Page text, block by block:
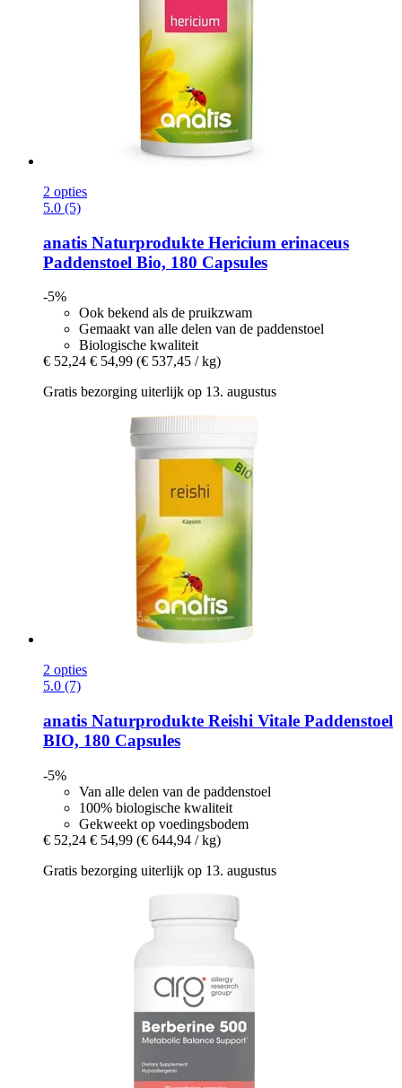
2 opties
5.0 (5)
anatis Naturprodukte Hericium erinaceus
Paddenstoel Bio, 180 Capsules
-5%
Ook bekend als de pruikzwam
Gemaakt van alle delen van de paddenstoel
Biologische kwaliteit
€ 52,24 € 54,99 (€ 537,45 / kg)
Gratis bezorging uiterlijk op 13. augustus
2 opties
5.0 (7)
anatis Naturprodukte Reishi Vitale Paddenstoel
BIO, 180 Capsules
-5%
Van alle delen van de paddenstoel
100% biologische kwaliteit
Gekweekt op voedingsbodem
€ 52,24 € 54,99 (€ 644,94 / kg)
Gratis bezorging uiterlijk op 13. augustus